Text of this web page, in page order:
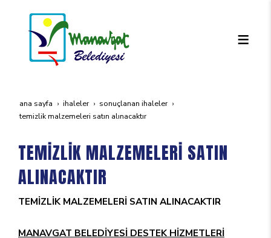
ana sayfa i̇haleler
sonuçlanan i̇haleler
temi̇zli̇k malzemeleri̇ satin alinacaktir
TEMİZLİK MALZEMELERİ SATIN
ALINACAKTIR
TEMİZLİK MALZEMELERİ SATIN ALINACAKTIR
MANAVGAT BELEDİYESİ DESTEK HİZMETLERİ